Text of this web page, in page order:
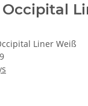
Occipital
Liner Weiß